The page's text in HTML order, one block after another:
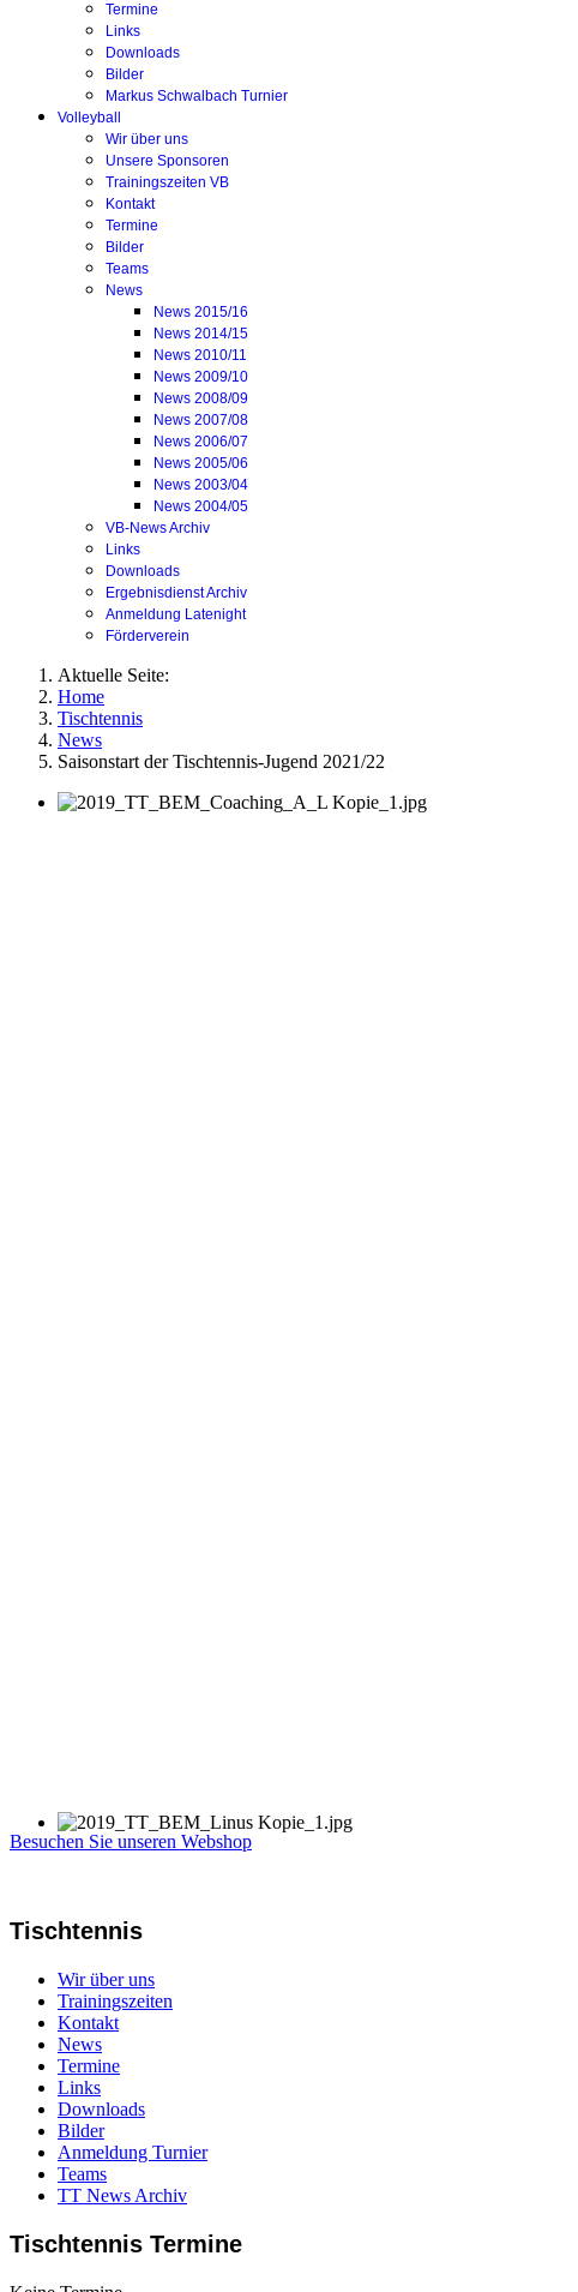
Termine
Links
Downloads
Bilder
Markus Schwalbach Turnier
Volleyball
Wir über uns
Unsere Sponsoren
Trainingszeiten VB
Kontakt
Termine
Bilder
Teams
News
News 2015/16
News 2014/15
News 2010/11
News 2009/10
News 2008/09
News 2007/08
News 2006/07
News 2005/06
News 2003/04
News 2004/05
VB-News Archiv
Links
Downloads
Ergebnisdienst Archiv
Anmeldung Latenight
Förderverein
Aktuelle Seite:
Home
Tischtennis
News
Saisonstart der Tischtennis-Jugend 2021/22
Besuchen Sie unseren Webshop
Tischtennis
Wir über uns
Trainingszeiten
Kontakt
News
Termine
Links
Downloads
Bilder
Anmeldung Turnier
Teams
TT News Archiv
Tischtennis Termine